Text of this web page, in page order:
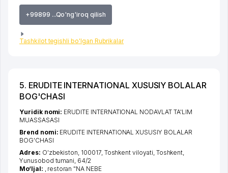
+99899 ...Qo'ng'iroq qilish
Tashkilot tegishli bo'lgan Rubrikalar
5. ERUDITE INTERNATIONAL XUSUSIY BOLALAR
BOG'CHASI
Yuridik nomi: ERUDITE INTERNATIONAL NODAVLAT TA'LIM
MUASSASASI
Brend nomi: ERUDITE INTERNATIONAL XUSUSIY BOLALAR
BOG'CHASI
Adres: O'zbekiston, 100017, Toshkent viloyati Toshkent
Yunusobod tumani , 64/2
Mo‘ljal:
, restoran "NA NEBE